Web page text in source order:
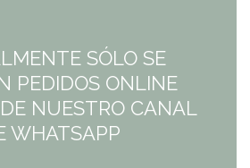
SÓLO SE
PEDIDOS ONLINE
NUESTRO CANAL
WHATSAPP